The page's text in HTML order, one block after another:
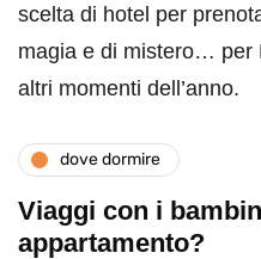
scelta di hotel per
magia e di mistero… per
altri momenti dell’anno.
dove dormire
Viaggi con i
appartamento?